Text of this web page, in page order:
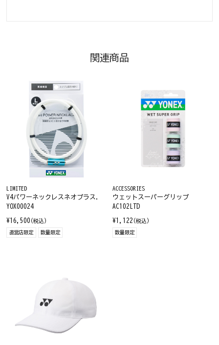
関連商品
LIMITED
V4パワーネックレスネオプラス.
YOX00024
¥16,500 (税込)
直営店限定 数量限定
ACCESSORIES
ウェットスーパーグリップ
AC102LTD
¥1,122 (税込)
数量限定